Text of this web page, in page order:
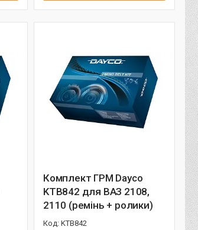
Комплект ГРМ Dayco
KTB842 для ВАЗ 2108,
2110 (ремінь + ролики)
KTB842